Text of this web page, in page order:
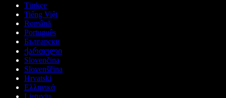
Türkçe
Tiếng Việt
Română
Português
Български
ქართული
Slovenčina
Slovenščina
Hrvatski
Ελληνικά
Lietuvių